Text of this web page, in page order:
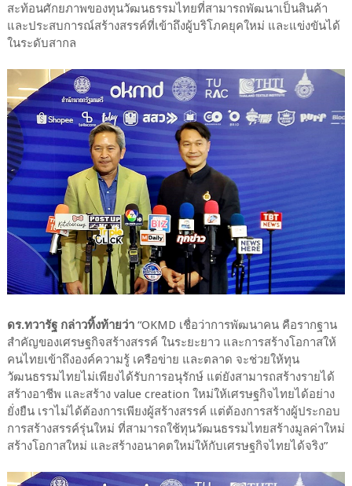
สะท้อนศักยภาพของทุนวัฒนธรรมไทยที่สามารถพัฒนาเป็นสินค้า
และประสบการณ์สร้างสรรค์ที่เข้าถึงผู้บริโภคยุคใหม่ และแข่งขันได้
ในระดับสากล
ดร.ทวารัฐ กล่าวทิ้งท้ายว่า“OKMD เชื่อว่าการพัฒนาคน คือรากฐาน
สำคัญของเศรษฐกิจสร้างสรรค์ ในระยะยาว และการสร้างโอกาสให้
คนไทยเข้าถึงองค์ความรู้ เครือข่าย และตลาด จะช่วยให้ทุน
วัฒนธรรมไทยไม่เพียงได้รับการอนุรักษ์ แต่ยังสามารถสร้างรายได้
สร้างอาชีพ และสร้าง value creation ใหม่ให้เศรษฐกิจไทยได้อย่าง
ยั่งยืน เราไม่ได้ต้องการเพียงผู้สร้างสรรค์ แต่ต้องการสร้างผู้ประกอบ
การสร้างสรรค์รุ่นใหม่ ที่สามารถใช้ทุนวัฒนธรรมไทยสร้างมูลค่าใหม่
สร้างโอกาสใหม่ และสร้างอนาคตใหม่ให้กับเศรษฐกิจไทยได้จริง”